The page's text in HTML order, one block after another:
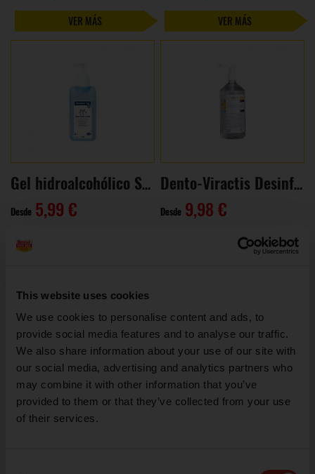
This website uses cookies
We use cookies to personalise content and ads, to
provide social media features and to analyse our traffic.
We also share information about your use of our site with
our social media, advertising and analytics partners who
may combine it with other information that you’ve
provided to them or that they’ve collected from your use
of their services.
VER MÁS VER MÁS
Gel hidroalcohólico Sterillium con válvula (500 ml)
Desde 5,99 €
Dento-Viractis Desinfection 35 (Gel 1L)
Desde 9,98 €
HD 435
11,97 €
Jabón Premium